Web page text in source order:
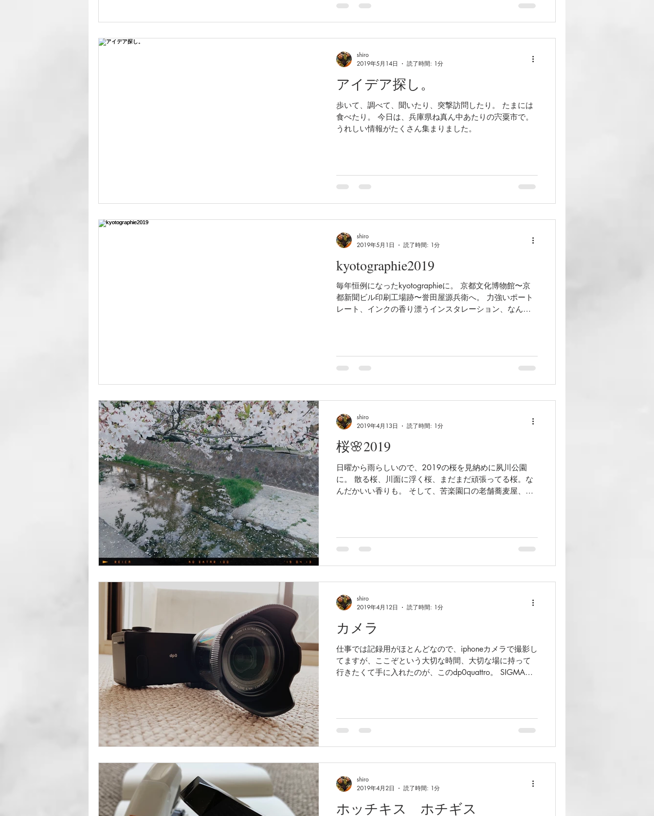
アイデア探し。
歩いて、調べて、聞いたり、突撃訪問したり。 たまには
食べたり。 今日は、兵庫県ね真ん中あたりの宍粟市で。
うれしい情報がたくさん集まりました。
shiro
2019年5月14日
読了時間: 1分
kyotographie2019
毎年恒例になったkyotographieに。 京都文化博物館〜京
都新聞ビル印刷工場跡〜誉田屋源兵衛へ。 力強いポート
レート、インクの香り漂うインスタレーション、なんと
shiro
2019年5月1日
読了時間: 1分
桜🌸2019
日曜から雨らしいので、2019の桜を見納めに夙川公園
に。 散る桜、川面に浮く桜、まだまだ頑張ってる桜。な
んだかいい香りも。 そして、苦楽園口の老舗蕎麦屋、大
shiro
2019年4月13日
読了時間: 1分
カメラ
仕事では記録用がほとんどなので、iphoneカメラで撮影し
てますが、ここぞという大切な時間、大切な場に持って
行きたくて手に入れたのが、このdp0quattro。 SIGMAと
shiro
2019年4月12日
読了時間: 1分
ホッチキス ホチギス
shiro
2019年4月2日
読了時間: 1分